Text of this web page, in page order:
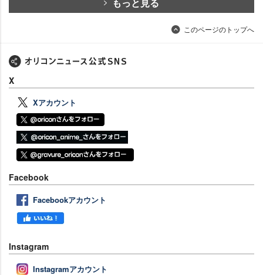
このページのトップへ
X
Xアカウント
Facebook
Facebookアカウント
Instagram
Instagramアカウント